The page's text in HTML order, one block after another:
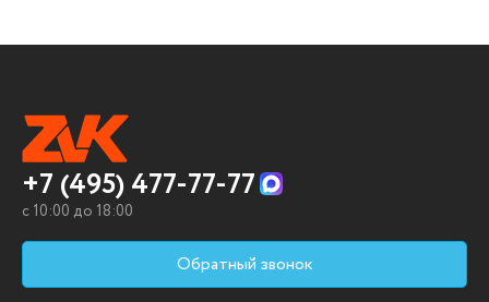
+7 (495) 477-77-77
c 10:00 до 18:00
Обратный звонок